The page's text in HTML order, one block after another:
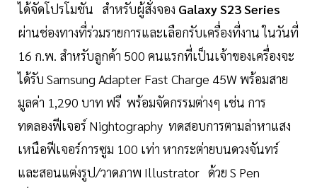
ได้จัดโปรโมชัน สำหรับผู้สั่งจอง Galaxy S23 Series
ผ่านช่องทางที่ร่วมรายการและเลือกรับเครื่องที่งาน ในวันที่
16 ก.พ. สำหรับลูกค้า 500 คนแรกที่เป็นเจ้าของเครื่องจะ
ได้รับ Samsung Adapter Fast Charge 45W พร้อมสาย
มูลค่า 1,290 บาท ฟรี พร้อมจัดกรรมต่างๆ เช่น การ
ทดลองฟีเจอร์ Nightography ทดสอบการตามล่าหาแสง
เหนือฟีเจอร์การซูม 100 เท่า หากระต่ายบนดวงจันทร์
และสอนแต่งรูป/วาดภาพ Illustrator ด้วย S Pen